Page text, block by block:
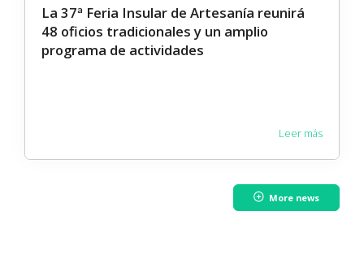
La 37ª Feria Insular de Artesanía reunirá
48 oficios tradicionales y un amplio
programa de actividades
Leer más
More news